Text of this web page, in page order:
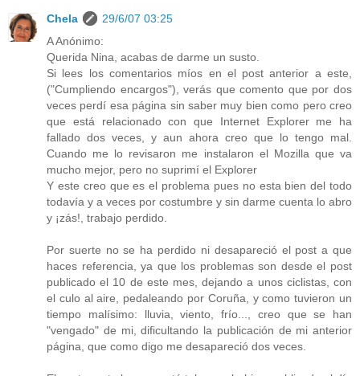
Chela
29/6/07 03:25
A Anónimo:
Querida Nina, acabas de darme un susto.
Si lees los comentarios míos en el post anterior a este,
("Cumpliendo encargos"), verás que comento que por dos
veces perdí esa página sin saber muy bien como pero creo
que está relacionado con que Internet Explorer me ha
fallado dos veces, y aun ahora creo que lo tengo mal.
Cuando me lo revisaron me instalaron el Mozilla que va
mucho mejor, pero no suprimí el Explorer
Y este creo que es el problema pues no esta bien del todo
todavía y a veces por costumbre y sin darme cuenta lo abro
y ¡zás!, trabajo perdido.
Por suerte no se ha perdido ni desapareció el post a que
haces referencia, ya que los problemas son desde el post
publicado el 10 de este mes, dejando a unos ciclistas, con
el culo al aire, pedaleando por Coruña, y como tuvieron un
tiempo malísimo: lluvia, viento, frío..., creo que se han
"vengado" de mi, dificultando la publicación de mi anterior
página, que como digo me desapareció dos veces.